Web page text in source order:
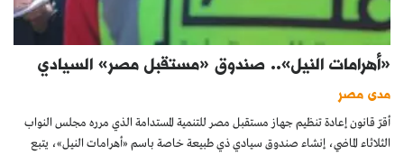
«أهرامات النيل».. صندوق «مستقبل مصر» السيادي
مدى مصر
أقرّ قانون إعادة تنظيم جهاز مستقبل مصر للتنمية المستدامة الذي مرره مجلس النواب
الثلاثاء الماضي، إنشاء صندوق سيادي ذي طبيعة خاصة باسم «أهرامات النيل»، يتبع